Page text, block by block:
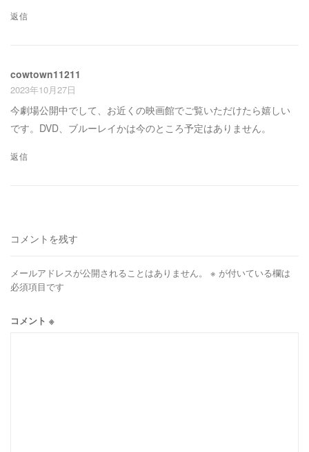
返信
cowtown11211
2023年10月27日
今劇場公開中でして、お近くの映画館でご覧いただけたら嬉しい
です。DVD、ブルーレイかは今のところ予定はありません。
返信
コメントを残す
メールアドレスが公開されることはありません。 ※ が付いている欄は
必須項目です
コメント ※